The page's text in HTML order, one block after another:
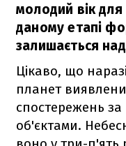
молодий вік для
даному етапі
залишається
Цікаво, що
планет
спостережень
об'єктами.